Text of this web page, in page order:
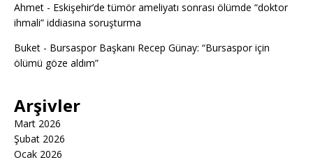
Ahmet - Eskişehir’de tümör ameliyatı sonrası ölümde “doktor
ihmali” iddiasına soruşturma
Buket - Bursaspor Başkanı Recep Günay: “Bursaspor için
ölümü göze aldım”
Arşivler
Mart 2026
Şubat 2026
Ocak 2026